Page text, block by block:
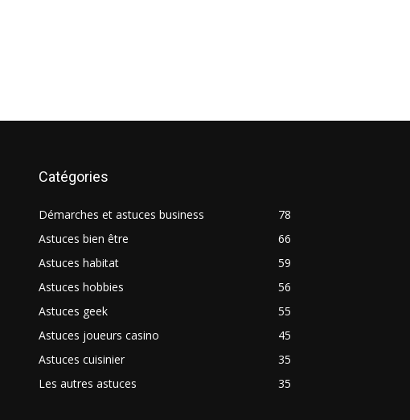
Catégories
Démarches et astuces business
78
Astuces bien être
66
Astuces habitat
59
Astuces hobbies
56
Astuces geek
55
Astuces joueurs casino
45
Astuces cuisinier
35
Les autres astuces
35